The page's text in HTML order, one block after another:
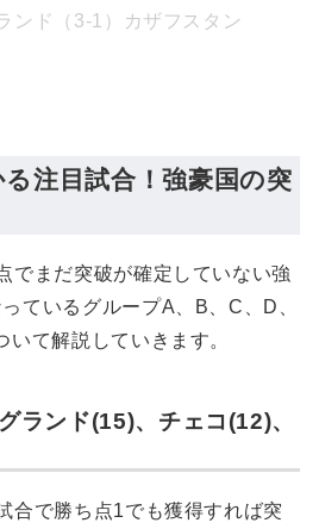
ンド （3-1） カザフスタン
注目試合！強豪国の突
でまだ突破が確定していない強
ているグループA、B、C、D、
て解説していきます。
ランド(15)、チェコ(12)、
合で勝ち点1でも獲得すれば突